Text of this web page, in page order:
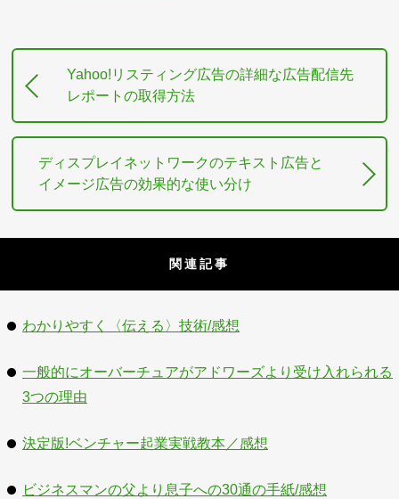
Yahoo!リスティング広告の詳細な広告配信先
レポートの取得方法
ディスプレイネットワークのテキスト広告と
イメージ広告の効果的な使い分け
関連記事
わかりやすく〈伝える〉技術/感想
一般的にオーバーチュアがアドワーズより受け入れられる
3つの理由
決定版!ベンチャー起業実戦教本／感想
ビジネスマンの父より息子への30通の手紙/感想